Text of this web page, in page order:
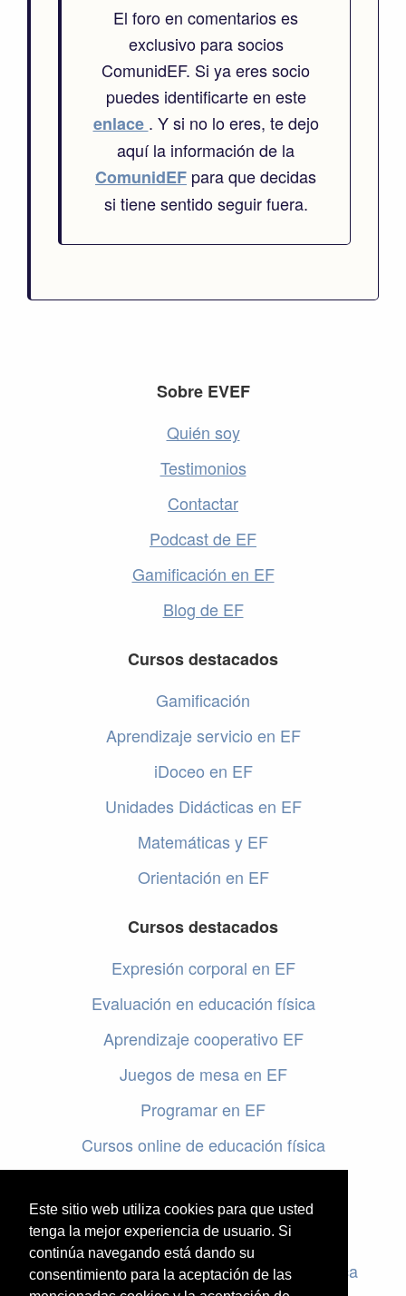
Este sitio web utiliza cookies para que usted
tenga la mejor experiencia de usuario. Si
continúa navegando está dando su
consentimiento para la aceptación de las
El foro en comentarios es
exclusivo para socios
ComunidEF. Si ya eres socio
puedes identificarte en este
enlace . Y si no lo eres, te dejo
aquí la información de la
ComunidEF para que decidas
si tiene sentido seguir fuera.
Sobre EVEF
Quién soy
Testimonios
Contactar
Podcast de EF
Gamificación en EF
Blog de EF
Cursos destacados
Gamificación
Aprendizaje servicio en EF
iDoceo en EF
Unidades Didácticas en EF
Matemáticas y EF
Orientación en EF
Cursos destacados
Expresión corporal en EF
Evaluación en educación física
Aprendizaje cooperativo EF
Juegos de mesa en EF
Programar en EF
Cursos online de educación física
Evaluación en educación física
Criterios de evaluación en educación física